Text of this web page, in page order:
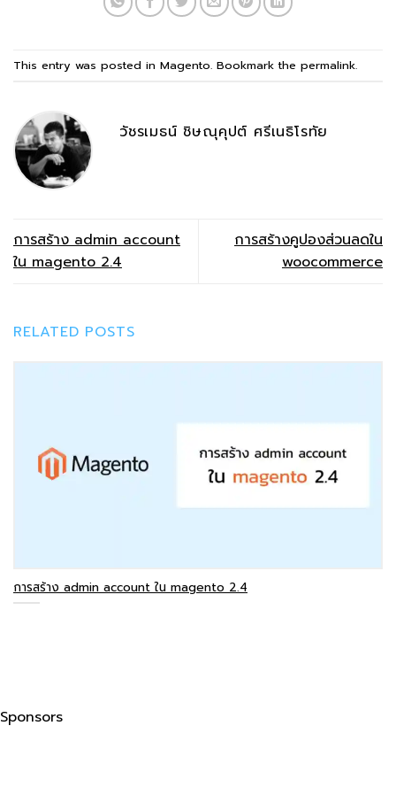
This entry was posted in Magento. Bookmark the permalink.
วัชรเมธน์ ชิษณุคุปต์ ศรีเนธิโรทัย
การสร้าง admin account
ใน magento 2.4
การสร้างคูปองส่วนลดใน
woocommerce
RELATED POSTS
การสร้าง admin account ใน magento 2.4
Sponsors